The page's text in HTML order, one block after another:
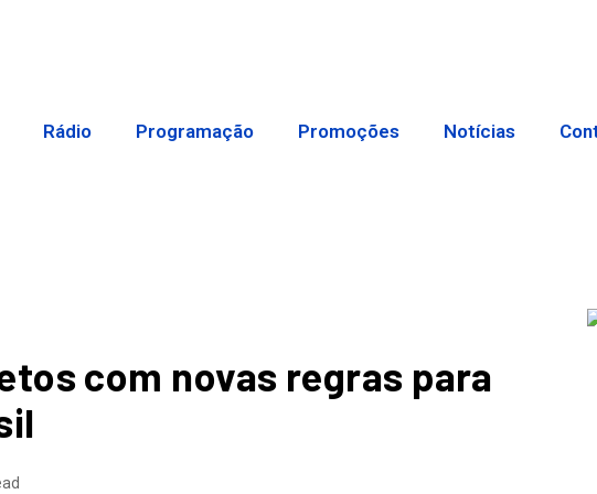
Rádio Programação Promoções Notícias
com novas regras para